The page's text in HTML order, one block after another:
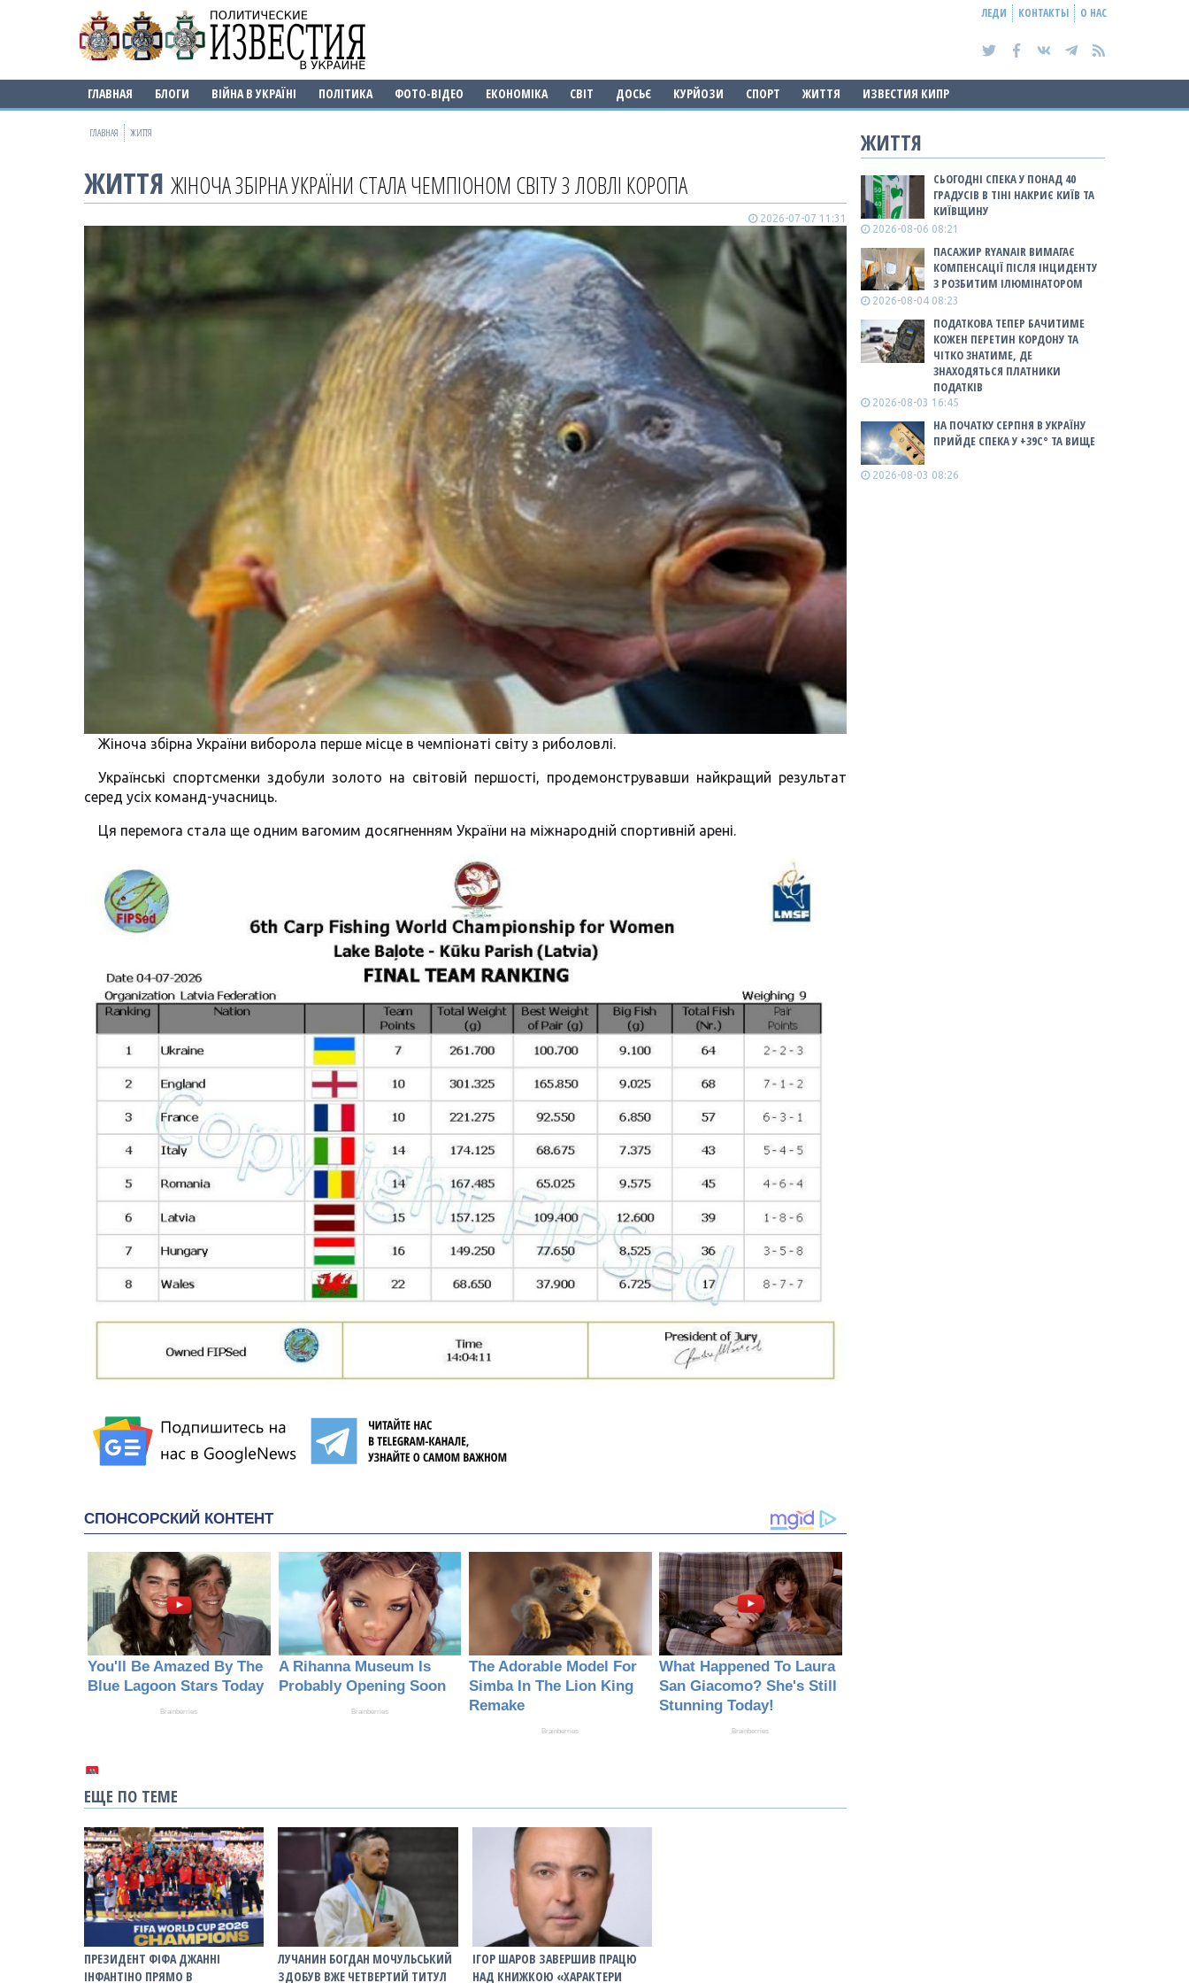
ЛЕДИ КОНТАКТЫ О НАС
ГЛАВНАЯ БЛОГИ ВІЙНА В УКРАЇНІ ПОЛІТИКА ФОТО-ВІДЕО ЕКОНОМІКА СВІТ ДОСЬЄ КУРЙОЗИ СПОРТ ЖИТТЯ ИЗВЕСТИЯ КИПР
ГЛАВНАЯ ЖИТТЯ
ЖИТТЯ ЖІНОЧА ЗБІРНА УКРАЇНИ СТАЛА ЧЕМПІОНОМ СВІТУ З ЛОВЛІ КОРОПА
2026-07-07 11:31
Жіноча збірна України виборола перше місце в чемпіонаті світу з риболовлі.
Українські спортсменки здобули золото на світовій першості, продемонструвавши найкращий результат
серед усіх команд-учасниць.
Ця перемога стала ще одним вагомим досягненням України на міжнародній спортивній арені.
ЕЩЕ ПО ТЕМЕ
ПРЕЗИДЕНТ ФІФА ДЖАННІ
ІНФАНТІНО ПРЯМО В
ЛУЧАНИН БОГДАН МОЧУЛЬСЬКИЙ
ЗДОБУВ ВЖЕ ЧЕТВЕРТИЙ ТИТУЛ
ІГОР ШАРОВ ЗАВЕРШИВ ПРАЦЮ
НАД КНИЖКОЮ «ХАРАКТЕРИ
ЖИТТЯ
СЬОГОДНІ СПЕКА У ПОНАД 40
ГРАДУСІВ В ТІНІ НАКРИЄ КИЇВ ТА
КИЇВЩИНУ
2026-08-06 08:21
ПАСАЖИР RYANAIR ВИМАГАЄ
КОМПЕНСАЦІЇ ПІСЛЯ ІНЦИДЕНТУ
З РОЗБИТИМ ІЛЮМІНАТОРОМ
2026-08-04 08:23
ПОДАТКОВА ТЕПЕР БАЧИТИМЕ
КОЖЕН ПЕРЕТИН КОРДОНУ ТА
ЧІТКО ЗНАТИМЕ, ДЕ
ЗНАХОДЯТЬСЯ ПЛАТНИКИ
ПОДАТКІВ
2026-08-03 16:45
НА ПОЧАТКУ СЕРПНЯ В УКРАЇНУ
ПРИЙДЕ СПЕКА У +39С° ТА ВИЩЕ
2026-08-03 08:26